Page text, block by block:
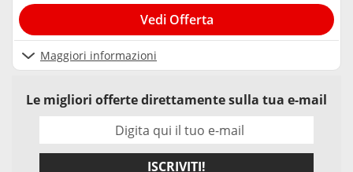
Maggiori informazioni
Vedi Offerta
Le migliori offerte direttamente sulla tua e-mail
ISCRIVITI!